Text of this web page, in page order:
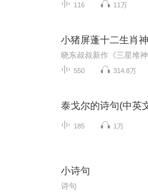
116 11万
550 314.8万
泰戈尔的诗句(中英
185 1万
小诗句
诗句